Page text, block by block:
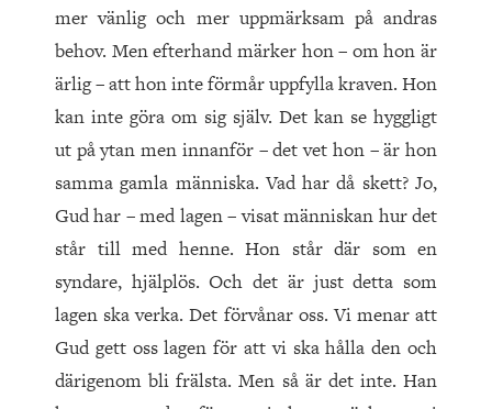
mer vänlig och mer uppmärksam på andras
behov. Men efterhand märker hon – om hon är
ärlig – att hon inte förmår uppfylla kraven. Hon
kan inte göra om sig själv. Det kan se hyggligt
ut på ytan men innanför – det vet hon – är hon
samma gamla människa. Vad har då skett? Jo,
Gud har – med lagen – visat människan hur det
står till med henne. Hon står där som en
syndare, hjälplös. Och det är just detta som
lagen ska verka. Det förvånar oss. Vi menar att
Gud gett oss lagen för att vi ska hålla den och
därigenom bli frälsta. Men så är det inte. Han